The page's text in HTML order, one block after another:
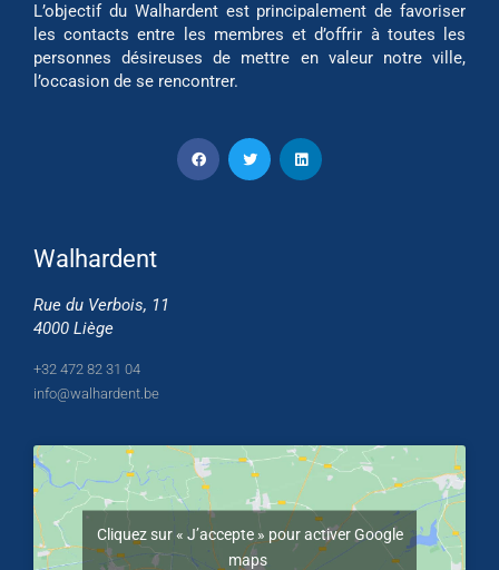
L’objectif du Walhardent est principalement de favoriser
les contacts entre les membres et d’offrir à toutes les
personnes désireuses de mettre en valeur notre ville,
l’occasion de se rencontrer.
Walhardent
Rue du Verbois, 11
4000 Liège
+32 472 82 31 04
info@walhardent.be
Cliquez sur « J’accepte » pour activer Google
maps